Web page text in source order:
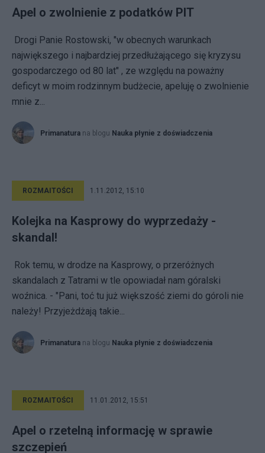
Apel o zwolnienie z podatków PIT
Drogi Panie Rostowski, "w obecnych warunkach
największego i najbardziej przedłużającego się kryzysu
gospodarczego od 80 lat" , ze względu na poważny
deficyt w moim rodzinnym budżecie, apeluję o zwolnienie
mnie z...
Primanatura na blogu Nauka płynie z doświadczenia
ROZMAITOŚCI 1.11.2012, 15:10
Kolejka na Kasprowy do wyprzedaży -
skandal!
Rok temu, w drodze na Kasprowy, o przeróżnych
skandalach z Tatrami w tle opowiadał nam góralski
woźnica. - "Pani, toć tu już większość ziemi do góroli nie
należy! Przyjeżdżają takie...
Primanatura na blogu Nauka płynie z doświadczenia
ROZMAITOŚCI 11.01.2012, 15:51
Apel o rzetelną informację w sprawie
szczepień